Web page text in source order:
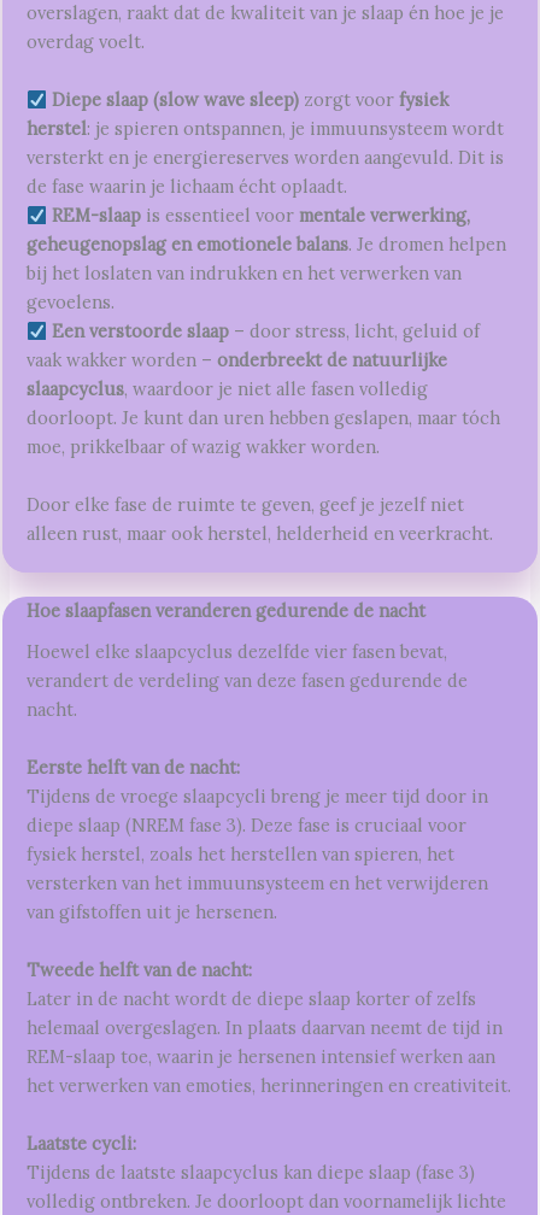
overslagen, raakt dat de kwaliteit van je slaap én hoe je je
overdag voelt.
Diepe slaap (slow wave sleep) zorgt voorfysiek
herstel: je spieren ontspannen, je immuunsysteem wordt
versterkt en je energiereserves worden aangevuld. Dit is
de fase waarin je lichaam écht oplaadt.
REM-slaap is essentieel voor mentale verwerking,
geheugenopslag en emotionele balans. Je dromen helpen
bij het loslaten van indrukken en het verwerken van
gevoelens.
Een verstoorde slaap – door stress, licht, geluid of
vaak wakker worden –onderbreekt de natuurlijke
slaapcyclus, waardoor je niet alle fasen volledig
doorloopt. Je kunt dan uren hebben geslapen, maar tóch
moe, prikkelbaar of wazig wakker worden.
Door elke fase de ruimte te geven, geef je jezelf niet
alleen rust, maar ook herstel, helderheid en veerkracht.
Hoe slaapfasen veranderen gedurende de nacht
Hoewel elke slaapcyclus dezelfde vier fasen bevat,
verandert de verdeling van deze fasen gedurende de
nacht.
Eerste helft van de nacht:
Tijdens de vroege slaapcycli breng je meer tijd door in
diepe slaap (NREM fase 3). Deze fase is cruciaal voor
fysiek herstel, zoals het herstellen van spieren, het
versterken van het immuunsysteem en het verwijderen
van gifstoffen uit je hersenen.
Tweede helft van de nacht:
Later in de nacht wordt de diepe slaap korter of zelfs
helemaal overgeslagen. In plaats daarvan neemt de tijd in
REM-slaap toe, waarin je hersenen intensief werken aan
het verwerken van emoties, herinneringen en creativiteit.
Laatste cycli:
Tijdens de laatste slaapcyclus kan diepe slaap (fase 3)
volledig ontbreken. Je doorloopt dan voornamelijk lichte